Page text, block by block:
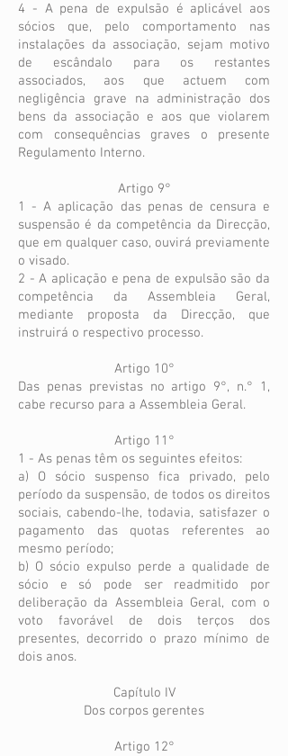
4 - A pena de expulsão é aplicável aos
sócios que, pelo comportamento nas
instalações da associação, sejam motivo
de escândalo para os restantes
associados, aos que actuem com
negligência grave na administração dos
bens da associação e aos que violarem
com consequências graves o presente
Regulamento Interno.
Artigo 9°
1 - A aplicação das penas de censura e
suspensão é da competência da Direcção,
que em qualquer caso, ouvirá previamente
o visado.
2 - A aplicação e pena de expulsão são da
competência da Assembleia Geral,
mediante proposta da Direcção, que
instruirá o respectivo processo.
Artigo 10°
Das penas previstas no artigo 9°, n.° 1,
cabe recurso para a Assembleia Geral.
Artigo 11°
1 - As penas têm os seguintes efeitos:
a) O sócio suspenso fica privado, pelo
período da suspensão, de todos os direitos
sociais, cabendo-lhe, todavia, satisfazer o
pagamento das quotas referentes ao
mesmo período;
b) O sócio expulso perde a qualidade de
sócio e só pode ser readmitido por
deliberação da Assembleia Geral, com o
voto favorável de dois terços dos
presentes, decorrido o prazo mínimo de
dois anos.
Capítulo IV
Dos corpos gerentes
Artigo 12°